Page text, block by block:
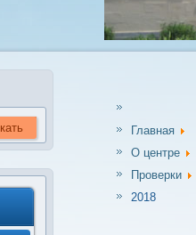
Главная
О центре
Проверки
2018